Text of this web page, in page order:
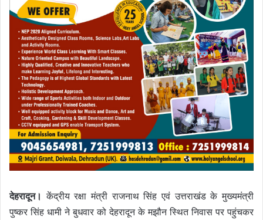
देहरादून। केंद्रीय रक्षा मंत्री राजनाथ सिंह एवं उत्तराखंड के मुख्यमंत्री
पुष्कर सिंह धामी ने बुधवार को देहरादून के मझौन स्थित निवास पर पहुंचकर